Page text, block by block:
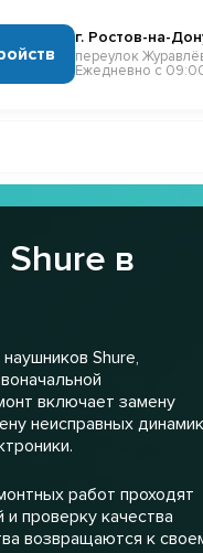
г. Ростов-на-
переулок
Ежедневно с
в
Shure,
включает замену
неисправных
работ проходят
проверку качества
возвращаются к